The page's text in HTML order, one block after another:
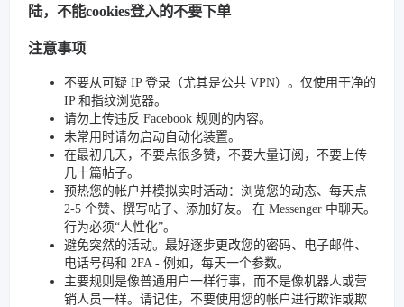
陆，不能cookies登入的不要下单
注意事项
不要从可疑 IP 登录（尤其是公共 VPN）。仅使用干净的
IP 和指纹浏览器。
请勿上传违反 Facebook 规则的内容。
未常用时请勿启动自动化装置。
在最初几天，不要点很多赞，不要大量订阅，不要上传
几十篇帖子。
预热您的帐户并模拟实时活动：浏览您的动态、每天点
2-5 个赞、撰写帖子、添加好友。 在 Messenger 中聊天。
行为必须“人性化”。
避免突然的活动。最好逐步更改您的密码、电子邮件、
电话号码和 2FA - 例如，每天一个参数。
主要规则是像普通用户一样行事，而不是像机器人或营
销人员一样。请记住，不要使用您的帐户进行欺诈或欺